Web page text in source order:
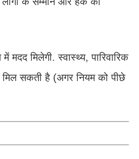
मदद मिलेगी. स्वास्थ्य, पारिवारिक
मिल सकती है (अगर नियम को पीछे